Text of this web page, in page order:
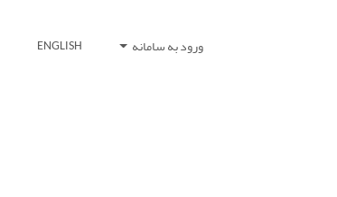
ورود به سامانه ENGLISH